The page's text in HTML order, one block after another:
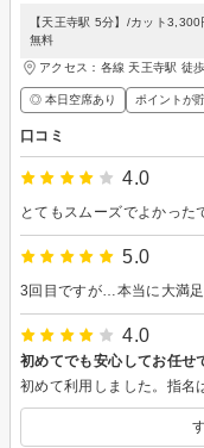
【天王寺駅 5分】/カット
無料
アクセス：各線 天王寺駅 徒
◎ 本日空席あり ポイントが
口コミ
4.0
とてもスムーズでよかった
5.0
4.0
初めてでも安心してお任せ